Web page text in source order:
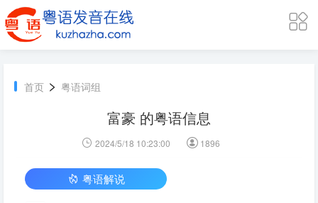
首页 > 粤语词组
富豪 的粤语信息
2024/5/18 10:23:00 1896
粤语解说